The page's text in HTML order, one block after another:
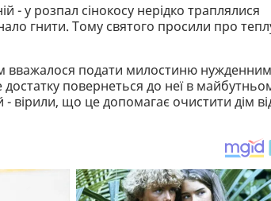
- у розпал сінокосу нерідко траплялися
гнити. Тому святого просили про
вважалося подати милостиню
повернеться до неї в
вірили, що це допомагає очистити дім